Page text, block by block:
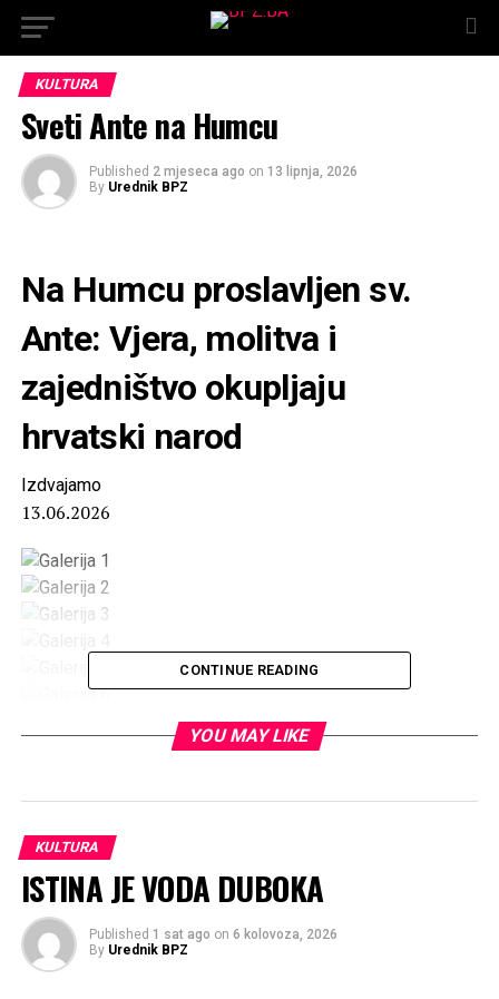
KULTURA
Sveti Ante na Humcu
Published 2 mjeseca ago on 13 lipnja, 2026
By Urednik BPZ
Na Humcu proslavljen sv.
Ante: Vjera, molitva i
zajedništvo okupljaju
hrvatski narod
Izdvajamo
13.06.2026
CONTINUE READING
YOU MAY LIKE
KULTURA
ISTINA JE VODA DUBOKA
Published 1 sat ago on 6 kolovoza, 2026
By Urednik BPZ